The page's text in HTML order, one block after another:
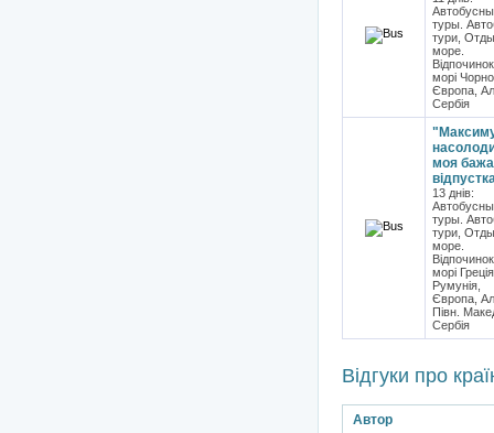
туры.
тури,
море.
морі
Європа,
Сербія
моя
13 днів:
туры.
тури,
море.
морі
Румунія,
Європа,
Півн.
Сербія
Відгуки про
Автор